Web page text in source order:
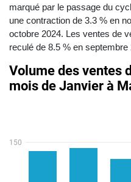
marqué par le passage du
une contraction de 3.3 % en
octobre 2024. Les ventes de
reculé de 8.5 % en